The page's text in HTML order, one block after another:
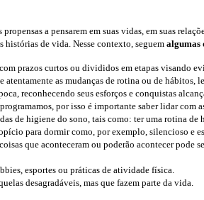
a pensarem em suas vidas, em suas
histórias de vida. Nesse contexto, seguem algumas
prazos curtos ou divididos em etapas visando
as mudanças de rotina ou de hábitos,
reconhecendo seus esforços e conquistas
por isso é importante saber lidar com
de higiene do sono, tais como: ter uma rotina
para dormir como, por exemplo, silencioso e
que aconteceram ou poderão acontecer
esportes ou práticas de atividade física.
desagradáveis, mas que fazem parte da vida.